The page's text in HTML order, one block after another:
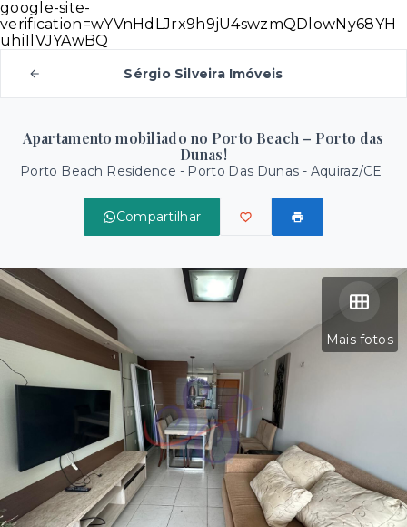
google-site-
verification=wYVnHdLJrx9h9jU4swzmQDlowNy68YH
uhi1lVJYAwBQ
Sérgio Silveira Imóveis
Apartamento mobiliado no Porto Beach – Porto das
Dunas!
Porto Beach Residence - Porto Das Dunas - Aquiraz/CE
Compartilhar
Mais fotos